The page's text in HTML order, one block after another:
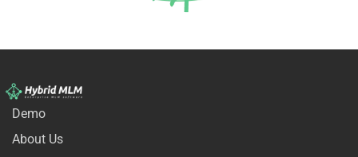
Demo
About Us